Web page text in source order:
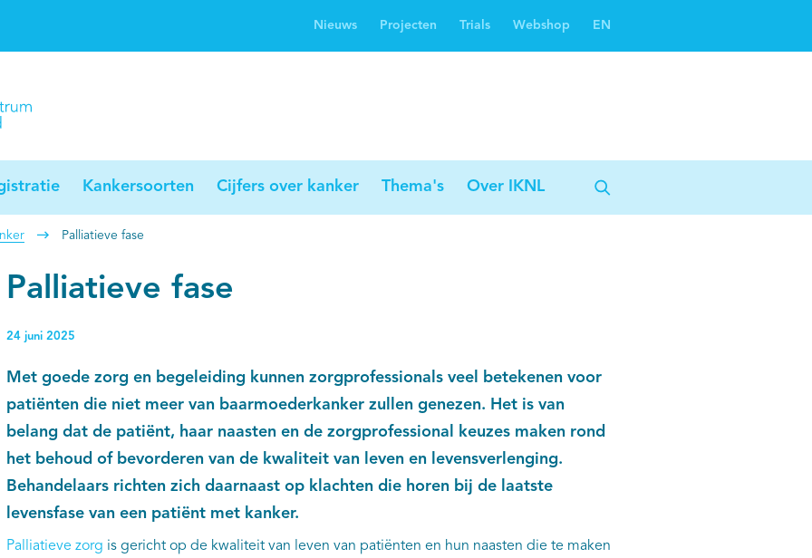
Nieuws Projecten Trials Webshop EN
Kankersoorten Cijfers over kanker Thema's Over IKNL
Palliatieve fase
Palliatieve fase
24 juni 2025
Met goede zorg en begeleiding kunnen zorgprofessionals veel betekenen voor
patiënten die niet meer van baarmoederkanker zullen genezen. Het is van
belang dat de patiënt, haar naasten en de zorgprofessional keuzes maken rond
het behoud of bevorderen van de kwaliteit van leven en levensverlenging.
Behandelaars richten zich daarnaast op klachten die horen bij de laatste
levensfase van een patiënt met kanker.
Palliatieve zorg is gericht op de kwaliteit van leven van patiënten en hun naasten die te maken